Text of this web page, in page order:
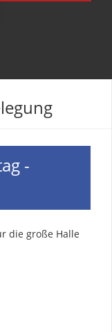
-
die große Halle